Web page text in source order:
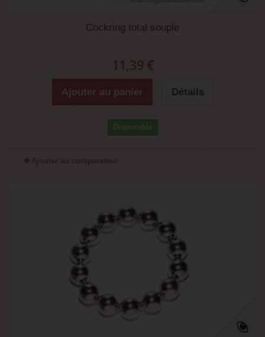
Cockring total souple
11,39 €
Ajouter au panier Détails
Disponible